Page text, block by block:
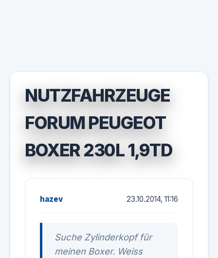
NUTZFAHRZEUGE
FORUM PEUGEOT
BOXER 230L 1,9TD
hazev 23.10.2014, 11:16
Suche Zylinderkopf für
meinen Boxer. Weiss